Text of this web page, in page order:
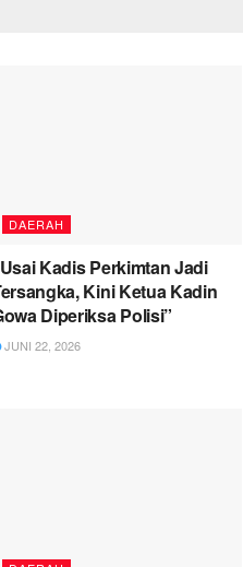
DAERAH
Kadis Perkimtan Jadi
Kini Ketua Kadin
Diperiksa Polisi”
JUNI 22, 2026